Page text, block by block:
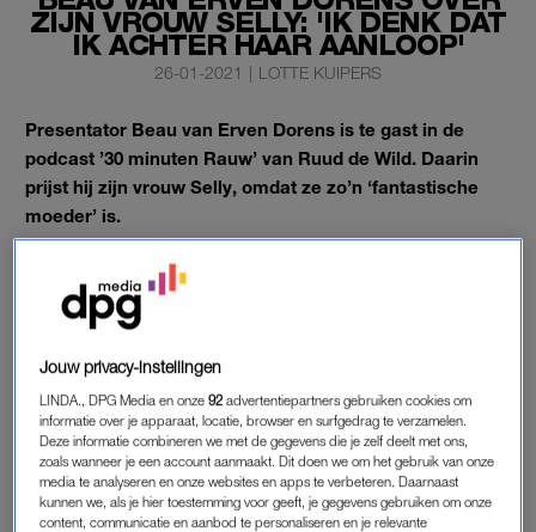
ZIJN VROUW SELLY: 'IK DENK DAT
IK ACHTER HAAR AANLOOP'
26-01-2021 | LOTTE KUIPERS
Presentator Beau van Erven Dorens is te gast in de
podcast ’30 minuten Rauw’ van Ruud de Wild. Daarin
prijst hij zijn vrouw Selly, omdat ze zo’n ‘fantastische
moeder’ is.
De presentator vindt opvoeden een eitje door de opvoedskills
van zijn vrouw.
BEAU VAN ERVEN DORENS
“Ik heb zo’n leuk gezin, dat gaat boven alles. Ik sta er wel
boven, ik ben echt een vader. Maar tegelijkertijd ben ik ook de
hele dag met ze aan het keten als ik de kans krijg. Zij zijn vaak
serieuzer dan ik”, vertelt de presentator. Samen met zijn vrouw
heeft hij vier zoons.
Jouw privacy-instellingen
LINDA., DPG Media en onze92 advertentiepartners gebruiken cookies om
informatie over je apparaat, locatie, browser en surfgedrag te verzamelen.
Deze informatie combineren we met de gegevens die je zelf deelt met ons,
zoals wanneer je een account aanmaakt. Dit doen we om het gebruik van onze
media te analyseren en onze websites en apps te verbeteren. Daarnaast
kunnen we, als je hier toestemming voor geeft, je gegevens gebruiken om onze
content, communicatie en aanbod te personaliseren en je relevante